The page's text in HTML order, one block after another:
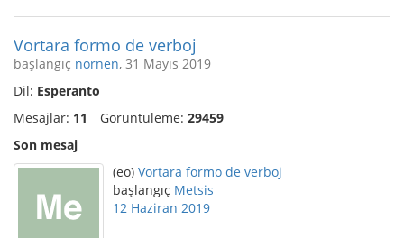
Vortara formo de verboj
başlangıç nornen, 31 Mayıs 2019
Dil: Esperanto
Mesajlar: 11 Görüntüleme: 29459
Son mesaj
(eo) Vortara formo de verboj
başlangıç Metsis
12 Haziran 2019